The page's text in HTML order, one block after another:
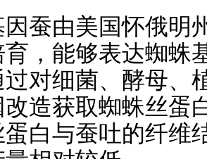
由美国怀俄明
，能够表达蜘蛛
对细菌、酵母、
造获取蜘蛛丝蛋
白与蚕吐的纤维